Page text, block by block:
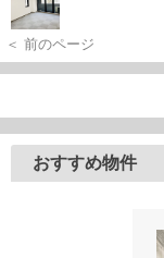
＜ 前のページ
おすすめ物件